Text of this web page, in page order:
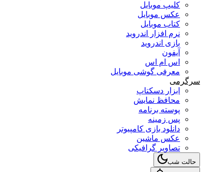
کلیپ موبایل
عکس موبایل
کتاب موبایل
نرم افزار اندروید
بازی اندروید
آیفون
اس ام اس
معرفی گوشی موبایل
سرگرمی
ابزار دسکتاپ
محافظ نمایش
پوسته برنامه
پس زمینه
دانلود بازی کامپیوتر
عکس ماشین
تصاویر گرافیکی
حالت شب